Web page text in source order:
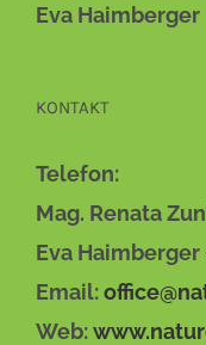
Eva Haimberger
KONTAKT
Telefon:
Mag. Renata
Eva Haimberger
Email:
Web: